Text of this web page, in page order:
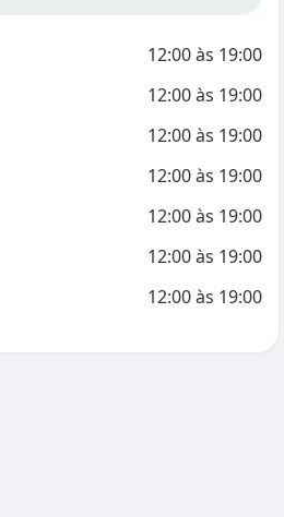
12:00às 19:00
12:00às 19:00
12:00às 19:00
12:00às 19:00
12:00às 19:00
12:00às 19:00
12:00às 19:00